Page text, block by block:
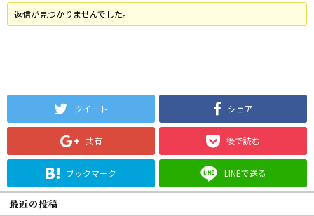
返信が見つかりませんでした。
ツイート シェア
共有 後で読む
ブックマーク LINEで送る
最近の投稿